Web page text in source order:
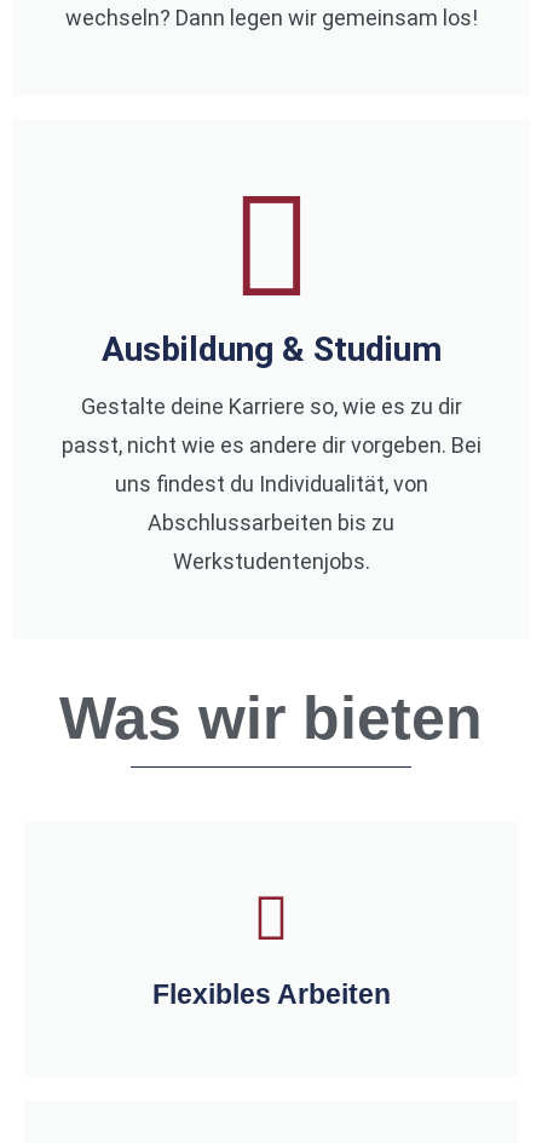
wechseln? Dann legen wir gemeinsam los!
Ausbildung & Studium
Gestalte deine Karriere so, wie es zu dir
passt, nicht wie es andere dir vorgeben. Bei
uns findest du Individualität, von
Abschlussarbeiten bis zu
Werkstudentenjobs.
Was wir bieten
Flexibles Arbeiten